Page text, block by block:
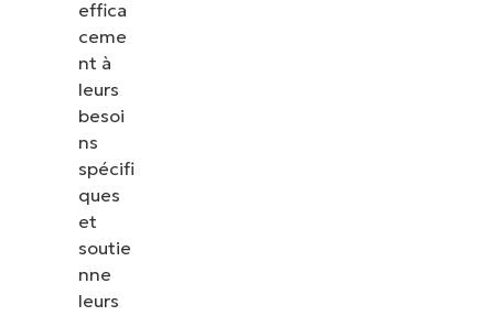
effica
ceme
nt à
leurs
besoi
ns
spécifi
ques
et
soutie
nne
leurs